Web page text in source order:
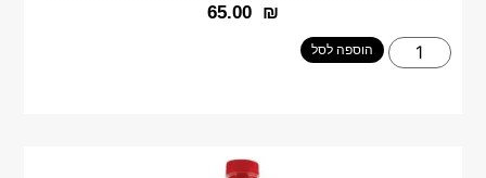
‎65.00 ₪
הוספה לסל